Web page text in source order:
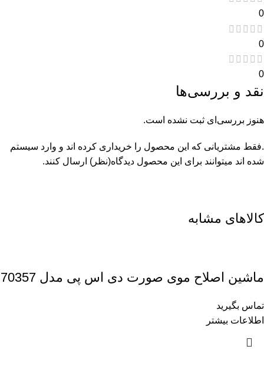
0
0
0
نقد و بررسی‌ها
هنوز بررسی‌ای ثبت نشده است.
.فقط مشتریانی که این محصول را خریداری کرده اند و وارد سیستم
شده اند میتوانند برای این محصول دیدگاه(نظر) ارسال کنند.
کالاهای مشابه
ماشین اصلاح موی صورت دی اس پی مدل 70357
تماس بگیرید
اطلاعات بیشتر